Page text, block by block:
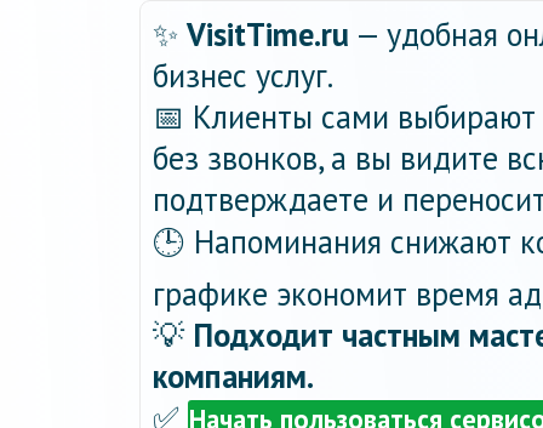
✨ VisitTime.ru — удобная
бизнес услуг.
📅 Клиенты сами
без звонков, а вы видите
подтверждаете и
🕒 Напоминания снижают
графике экономит время
💡 Подходит частным
компаниям.
✅ Начать пользоваться